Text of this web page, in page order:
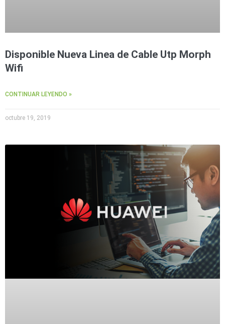
Disponible Nueva Linea de Cable Utp Morph
Wifi
CONTINUAR LEYENDO »
octubre 19, 2019